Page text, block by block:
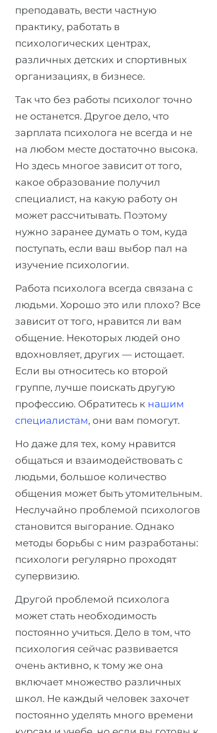
преподавать, вести частную
практику, работать в
психологических центрах,
различных детских и спортивных
организациях, в бизнесе.
Так что без работы психолог точно
не останется. Другое дело, что
зарплата психолога не всегда и не
на любом месте достаточно высока.
Но здесь многое зависит от того,
какое образование получил
специалист, на какую работу он
может рассчитывать. Поэтому
нужно заранее думать о том, куда
поступать, если ваш выбор пал на
изучение психологии.
Работа психолога всегда связана с
людьми. Хорошо это или плохо? Все
зависит от того, нравится ли вам
общение. Некоторых людей оно
вдохновляет, других — истощает.
Если вы относитесь ко второй
группе, лучше поискать другую
профессию. Обратитесь к нашим
специалистам, они вам помогут.
Но даже для тех, кому нравится
общаться и взаимодействовать с
людьми, большое количество
общения может быть утомительным.
Неслучайно проблемой психологов
становится выгорание. Однако
методы борьбы с ним разработаны:
психологи регулярно проходят
супервизию.
Другой проблемой психолога
может стать необходимость
постоянно учиться. Дело в том, что
психология сейчас развивается
очень активно, к тому же она
включает множество различных
школ. Не каждый человек захочет
постоянно уделять много времени